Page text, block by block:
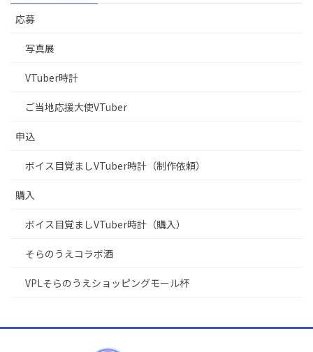
応募
写真展
VTuber時計
ご当地応援大使VTuber
申込
ボイス目覚ましVTuber時計（制作依頼）
購入
ボイス目覚ましVTuber時計（購入）
そらのうえコラボ酒
VPLそらのうえショッピングモール杯